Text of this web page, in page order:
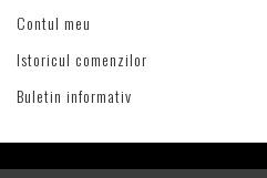
Contul meu
Istoricul comenzilor
Buletin informativ